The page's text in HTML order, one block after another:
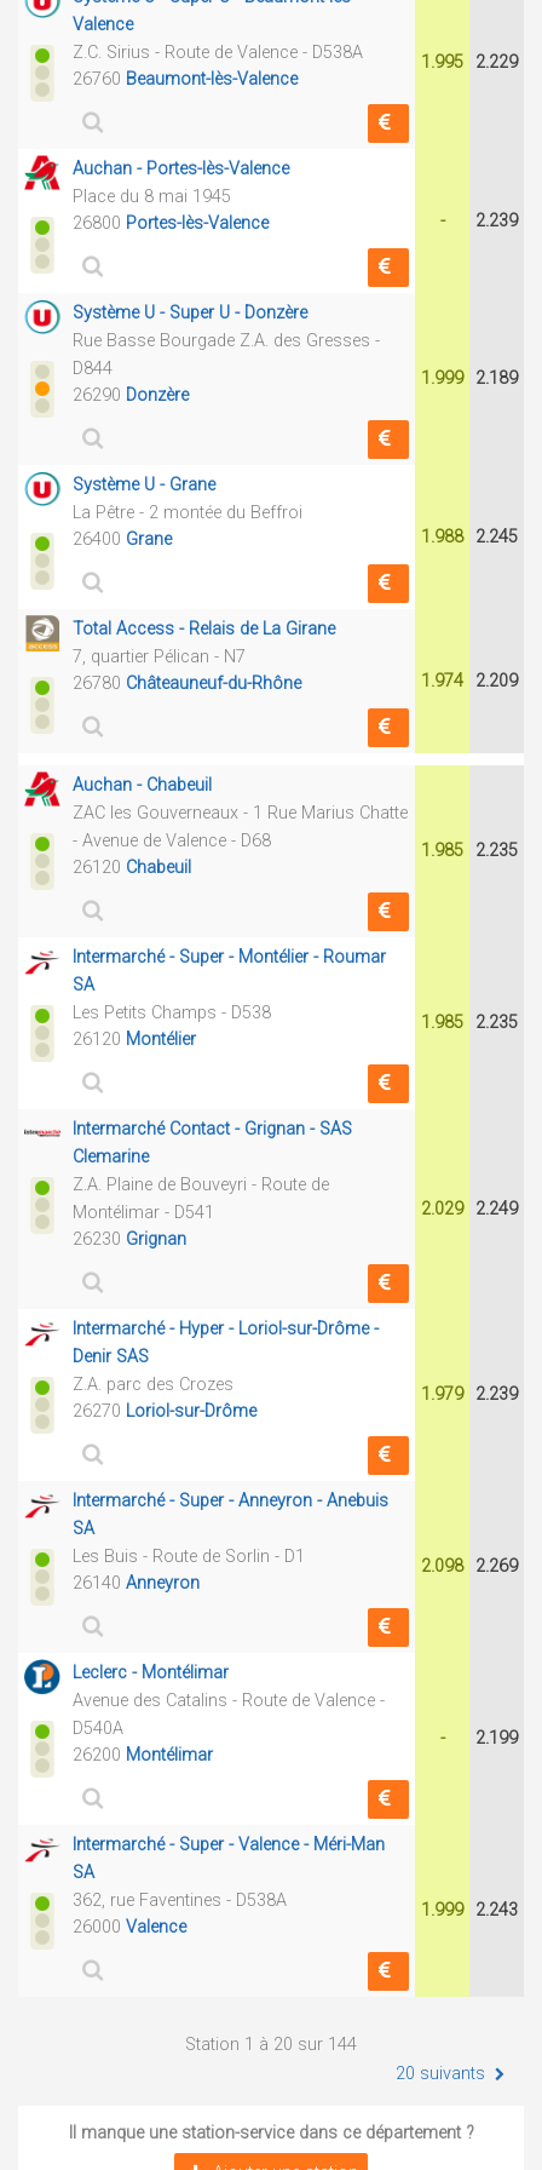
Valence
Z.C. Sirius - Route de Valence - D538A
26760 Beaumont-lès-Valence
1.995 2.229
Auchan - Portes-lès-Valence
Place du 8 mai 1945
26800 Portes-lès-Valence - 2.239
Système U - Super U - Donzère
Rue Basse Bourgade Z.A. des Gresses -
D844
26290 Donzère
1.999 2.189
Système U - Grane
La Pêtre - 2 montée du Beffroi
26400 Grane 1.988 2.245
Total Access - Relais de La Girane
7, quartier Pélican - N7
26780 Châteauneuf-du-Rhône 1.974 2.209
Auchan - Chabeuil
ZAC les Gouverneaux - 1 Rue Marius Chatte
- Avenue de Valence - D68
26120 Chabeuil
1.985 2.235
Intermarché - Super - Montélier - Roumar
SA
Les Petits Champs - D538
26120 Montélier
1.985 2.235
Intermarché Contact - Grignan - SAS
Clemarine
Z.A. Plaine de Bouveyri - Route de
Montélimar - D541
26230 Grignan
2.029 2.249
Intermarché - Hyper - Loriol-sur-Drôme -
Denir SAS
Z.A. parc des Crozes
26270 Loriol-sur-Drôme
1.979 2.239
Intermarché - Super - Anneyron - Anebuis
SA
Les Buis - Route de Sorlin - D1
26140 Anneyron
2.098 2.269
Leclerc - Montélimar
Avenue des Catalins - Route de Valence -
D540A
26200 Montélimar
- 2.199
Intermarché - Super - Valence - Méri-Man
SA
362, rue Faventines - D538A
26000 Valence
1.999 2.243
Station 1 à 20 sur 144
20 suivants
Il manque une station-service dans ce département ?